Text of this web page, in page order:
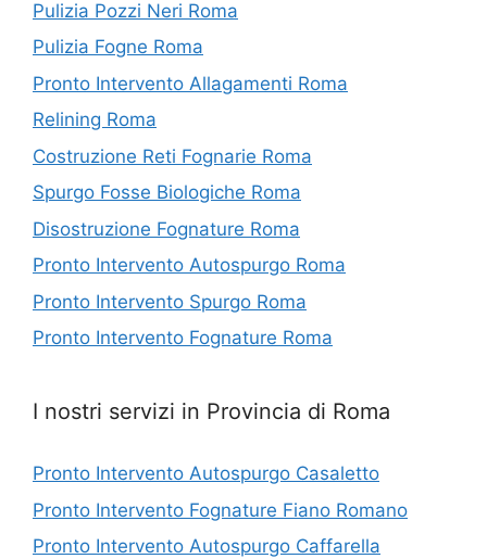
Pulizia Pozzi Neri Roma
Pulizia Fogne Roma
Pronto Intervento Allagamenti Roma
Relining Roma
Costruzione Reti Fognarie Roma
Spurgo Fosse Biologiche Roma
Disostruzione Fognature Roma
Pronto Intervento Autospurgo Roma
Pronto Intervento Spurgo Roma
Pronto Intervento Fognature Roma
I nostri servizi in Provincia di Roma
Pronto Intervento Autospurgo Casaletto
Pronto Intervento Fognature Fiano Romano
Pronto Intervento Autospurgo Caffarella